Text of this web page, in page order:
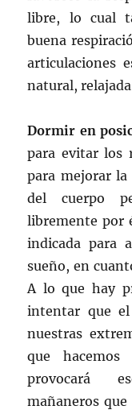
libre, lo cual
buena
articulaciones
natural,
Dormir en
para evitar los
para mejorar
del cuerpo
libremente por
indicada para
sueño, en
A lo que hay
intentar que el
nuestras
que
provocará
mañaneros